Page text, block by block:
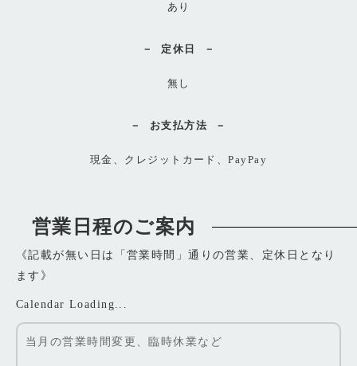
あり
定休日
無し
お支払方法
現金、クレジットカード、PayPay
営業日程のご案内
《記載が無い日は「営業時間」通りの営業、定休日となり
ます》
Calendar Loading...
当月の営業時間変更、臨時休業など